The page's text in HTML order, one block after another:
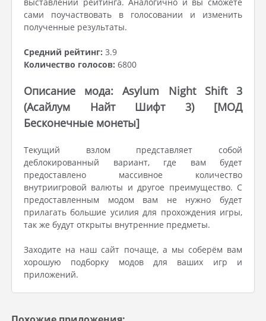
сами поучаствовать в голосовании и изменить
полученные результаты.
Средний рейтинг: 3.9
Количество голосов: 6800
Описание мода: Asylum Night Shift 3
(Асайлум Найт Шифт 3) [МОД
Бесконечные монеты]
Текущий взлом представляет собой
деблокированный вариант, где вам будет
предоставлено массивное количество
внутриигровой валюты и другое преимущество. С
предоставленным модом вам не нужно будет
прилагать большие усилия для прохождения игры,
так же будут открыты внутренние предметы.
Заходите на наш сайт почаще, а мы соберём вам
хорошую подборку модов для ваших игр и
приложений.